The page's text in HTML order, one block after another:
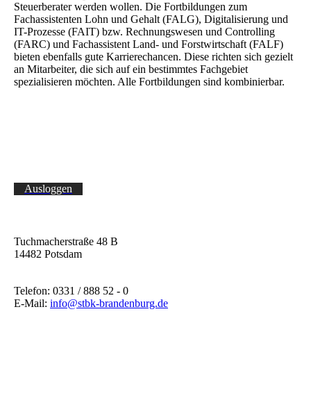
Steuerberater werden wollen. Die Fortbildungen zum
Fachassistenten Lohn und Gehalt (FALG), Digitalisierung und
IT-Prozesse (FAIT) bzw. Rechnungswesen und Controlling
(FARC) und Fachassistent Land- und Forstwirtschaft (FALF)
bieten ebenfalls gute Karrierechancen. Diese richten sich gezielt
an Mitarbeiter, die sich auf ein bestimmtes Fachgebiet
spezialisieren möchten. Alle Fortbildungen sind kombinierbar.
Ausloggen
Tuchmacherstraße 48 B
14482 Potsdam
Telefon: 0331 / 888 52 - 0
E-Mail: info@stbk-brandenburg.de